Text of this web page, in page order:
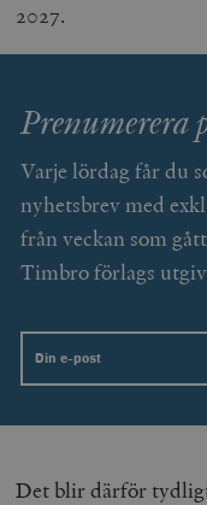
2027.
Prenumerera
Varje lördag får du
nyhetsbrev med
från veckan som
Timbro förlags
Email
Det blir därför